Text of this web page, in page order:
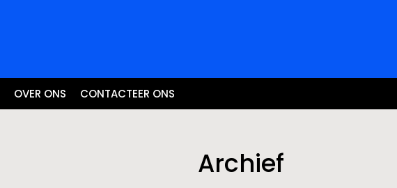
OVER ONS CONTACTEER ONS
Archief